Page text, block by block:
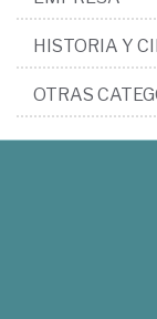
HISTORIA Y
OTRAS